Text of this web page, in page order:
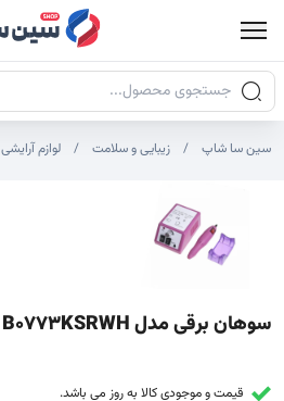
جستجوی محصولات
سین سا شاپ زیبایی و سلامت لوازم آرایشی
سوهان برقی مدل B0773KSRWH
قیمت و موجودی کالا به روز می باشد.